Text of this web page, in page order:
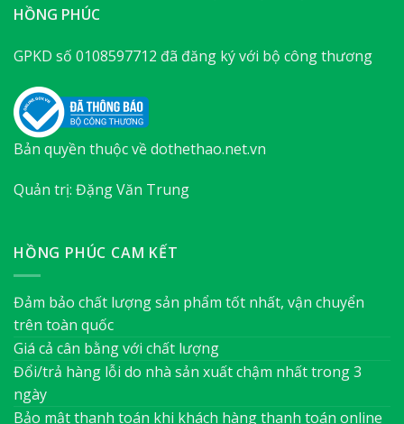
HỒNG PHÚC
GPKD số 0108597712 đã đăng ký với bộ công thương
Bản quyền thuộc về dothethao.net.vn
Quản trị: Đặng Văn Trung
HỒNG PHÚC CAM KẾT
Đảm bảo chất lượng sản phẩm tốt nhất, vận chuyển
trên toàn quốc
Giá cả cân bằng với chất lượng
Đổi/trả hàng lỗi do nhà sản xuất chậm nhất trong 3
ngày
Bảo mật thanh toán khi khách hàng thanh toán online